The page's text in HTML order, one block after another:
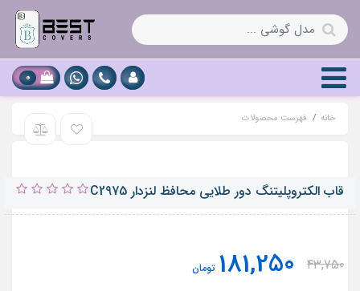
0
خانه فهرست محصولات
قاب الکتروپلیتنگ دور طلایی محافظ لنزدار C2975
43,750
181,250 تومان